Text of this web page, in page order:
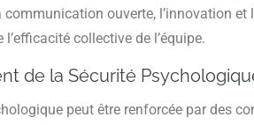
ouverte, l’innovation et
collective de l’équipe.
de la Sécurité
peut être renforcée par des